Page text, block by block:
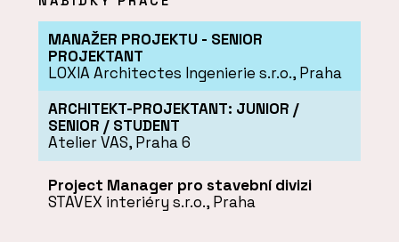
MANAŽER PROJEKTU - SENIOR
PROJEKTANT
LOXIA Architectes Ingenierie s.r.o., Praha
ARCHITEKT-PROJEKTANT: JUNIOR /
SENIOR / STUDENT
Atelier VAS, Praha 6
Project Manager pro stavební divizi
STAVEX interiéry s.r.o., Praha